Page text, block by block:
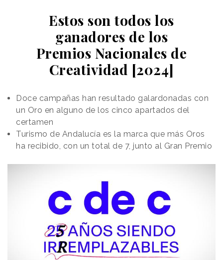
Estos son todos los
ganadores de los
Premios Nacionales de
Creatividad [2024]
Doce campañas han resultado galardonadas con
un Oro en alguno de los cinco apartados del
certamen
Turismo de Andalucía es la marca que más Oros
ha recibido, con un total de 7, junto al Gran Premio